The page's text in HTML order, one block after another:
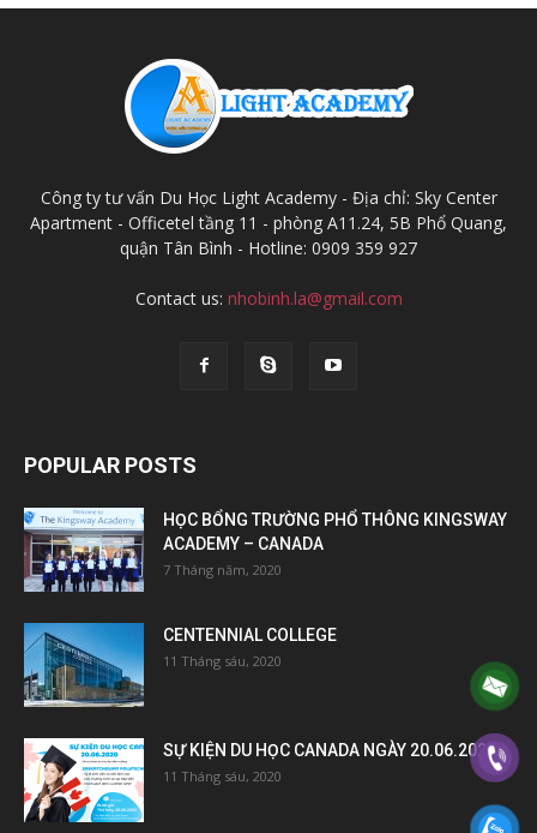
Công ty tư vấn Du Học Light Academy - Địa chỉ: Sky Center
Apartment - Officetel tầng 11 - phòng A11.24, 5B Phổ Quang,
quận Tân Bình - Hotline: 0909 359 927
Contact us: nhobinh.la@gmail.com
POPULAR POSTS
HỌC BỔNG TRƯỜNG PHỔ THÔNG KINGSWAY
ACADEMY – CANADA
7 Tháng năm, 2020
CENTENNIAL COLLEGE
11 Tháng sáu, 2020
SỰ KIỆN DU HỌC CANADA NGÀY 20.06.2020
11 Tháng sáu, 2020